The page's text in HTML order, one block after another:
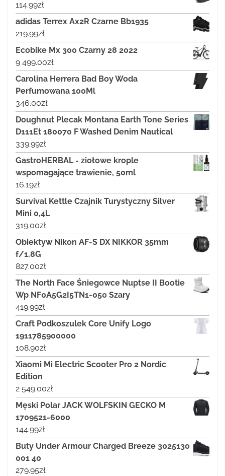
114.99zł
adidas Terrex Ax2R Czarne Bb1935
219.99zł
Ecobike Mx 300 Czarny 28 2022
9 499.00zł
Carolina Herrera Bad Boy Woda
Perfumowana 100Ml
346.00zł
Doughnut Plecak Montana Earth Tone Series
D111Et 180070 F Washed Denim Nautical
339.99zł
GastroHERBAL - ziołowe krople
wspomagające trawienie, 50ml
16.19zł
Survival Kettle Czajnik Turystyczny Silver
Mini 0,4L
319.00zł
Obiektyw Nikon AF-S DX NIKKOR 35mm
f/1.8G
827.00zł
The North Face Śniegowce Nuptse II Bootie
Wp NF0A5G2I5TN1-050 Szary
419.99zł
Craft Podkoszulek Core Unify Logo
1911785900000
108.90zł
Xiaomi Mi Electric Scooter Pro 2 Nordic
Edition
2 549.00zł
Męski Polar JACK WOLFSKIN GECKO M
1709521-6000
144.99zł
Buty Under Armour Charged Breeze 3025130
001 40
279.95zł